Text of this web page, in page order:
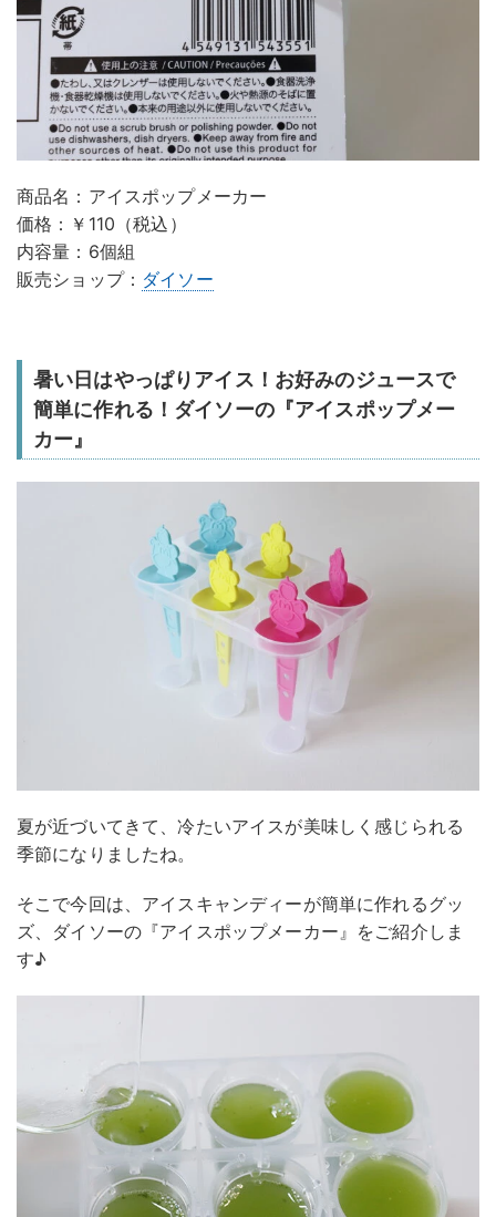
商品名：アイスポップメーカー
価格：￥110（税込）
内容量：6個組
販売ショップ： ダイソー
暑い日はやっぱりアイス！お好みのジュースで
簡単に作れる！ダイソーの『アイスポップメー
カー』
夏が近づいてきて、冷たいアイスが美味しく感じられる
季節になりましたね。
そこで今回は、アイスキャンディーが簡単に作れるグッ
ズ、ダイソーの『アイスポップメーカー』をご紹介しま
す♪